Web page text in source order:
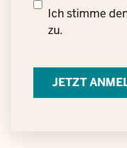
Einwilligung
Ich stimme
zu.